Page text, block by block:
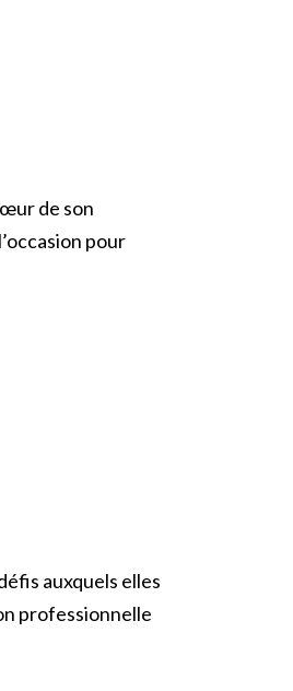
de son
pour
auxquels elles
professionnelle